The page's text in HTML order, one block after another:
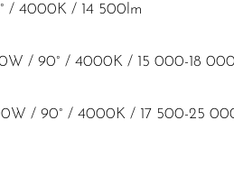
/ 4000K / 14 500lm
/ 90° / 4000K / 15 000-18
/ 90° / 4000K / 17 500-25